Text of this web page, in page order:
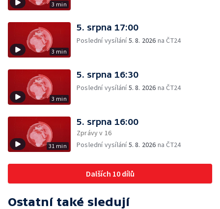
3 min
3 min
5. srpna 17:00
Poslední vysílání5. 8. 2026 na ČT24
3 min
5. srpna 16:30
Poslední vysílání5. 8. 2026 na ČT24
31 min
5. srpna 16:00
Zprávy v 16
Poslední vysílání5. 8. 2026 na ČT24
Dalších 10 dílů
Ostatní také sledují